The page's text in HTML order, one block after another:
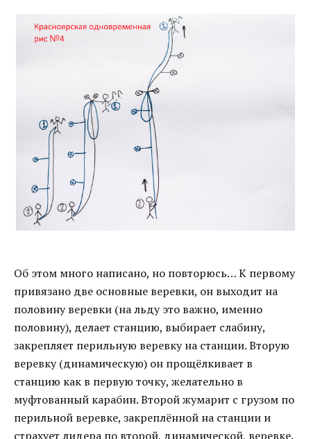
Об этом много написано, но повторюсь… К первому
привязано две основные веревки, он выходит на
половину веревки (на льду это важно, именно
половину), делает станцию, выбирает слабину,
закрепляет перильную веревку на станции. Вторую
веревку (динамическую) он прощёлкивает в
станцию как в первую точку, желательно в
муфтованный карабин. Второй жумарит с грузом по
перильной веревке, закреплённой на станции и
страхует лидера по второй, динамической, веревке.